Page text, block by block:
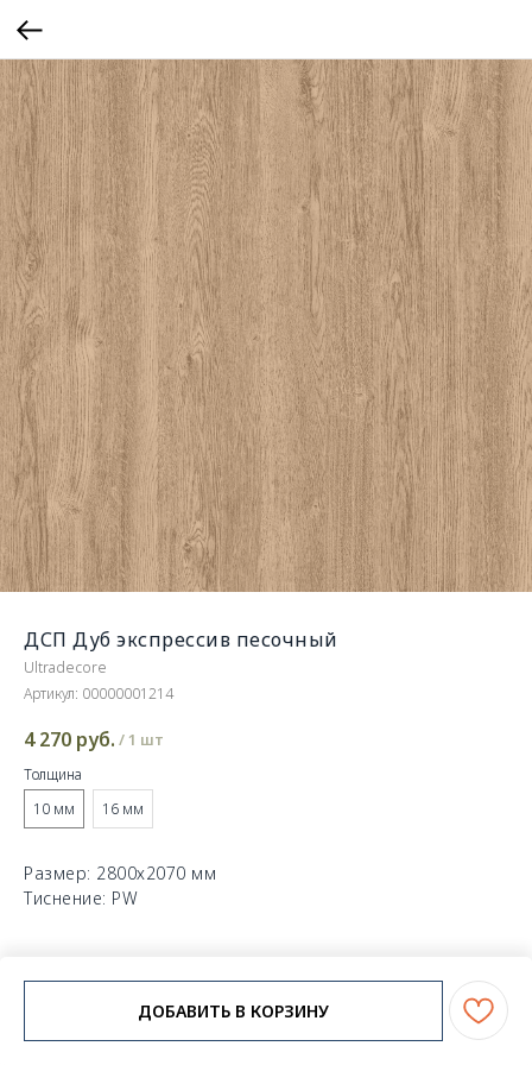
ДСП Дуб экспрессив песочный
Ultradecore
Артикул: 00000001214
4 270 руб. /1 шт
Толщина
10 мм
16 мм
ДОБАВИТЬ В КОРЗИНУ
Размер: 2800х2070 мм
Тиснение: PW